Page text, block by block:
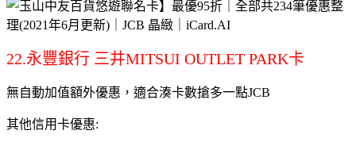
22.永豐銀行 三井MITSUI OUTLET PARK卡
無自動加值額外優惠，適合湊卡數搶多一點JCB
其他信用卡優惠: